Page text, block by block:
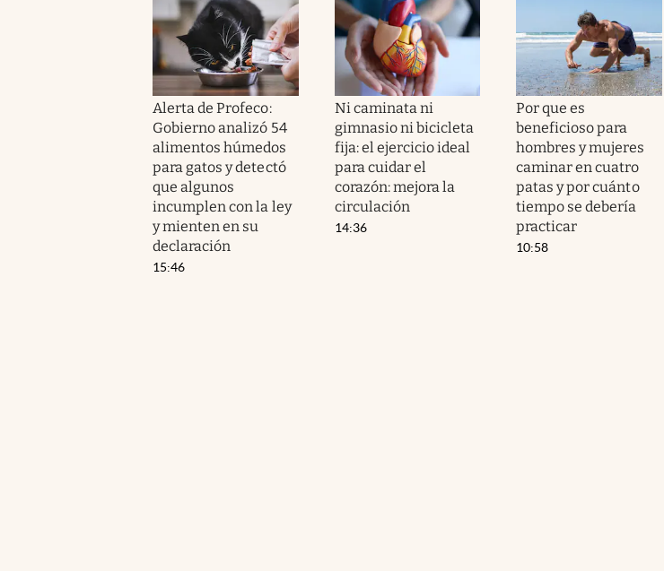
Alerta de Profeco:
Gobierno analizó 54
alimentos húmedos
para gatos y detectó
que algunos
incumplen con la ley
y mienten en su
declaración
15:46
Ni caminata ni
gimnasio ni bicicleta
fija: el ejercicio ideal
para cuidar el
corazón: mejora la
circulación
14:36
Por que es
beneficioso para
hombres y mujeres
caminar en cuatro
patas y por cuánto
tiempo se debería
practicar
10:58